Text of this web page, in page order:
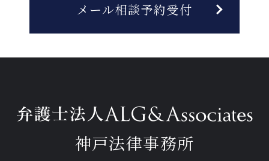
メール相談予約受付
神戸法律事務所